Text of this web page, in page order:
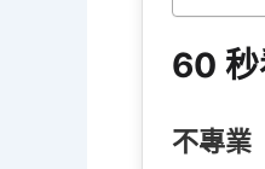
60 秒
不專業